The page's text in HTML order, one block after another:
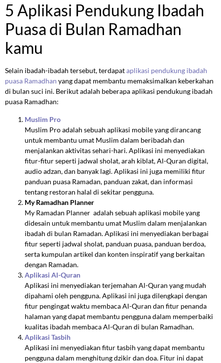
5 Aplikasi Pendukung Ibadah
Puasa di Bulan Ramadhan
kamu
Selain ibadah-ibadah tersebut, terdapataplikasi pendukung ibadah
puasa Ramadhan yang dapat membantu memaksimalkan keberkahan
di bulan suci ini. Berikut adalah beberapa aplikasi pendukung ibadah
puasa Ramadhan:
Muslim Pro
Muslim Pro adalah sebuah aplikasi mobile yang dirancang
untuk membantu umat Muslim dalam beribadah dan
menjalankan aktivitas sehari-hari. Aplikasi ini menyediakan
fitur-fitur seperti jadwal sholat, arah kiblat, Al-Quran digital,
audio adzan, dan banyak lagi. Aplikasi ini juga memiliki fitur
panduan puasa Ramadan, panduan zakat, dan informasi
tentang restoran halal di sekitar pengguna.
My Ramadhan Planner
My Ramadan Planner adalah sebuah aplikasi mobile yang
didesain untuk membantu umat Muslim dalam menjalankan
ibadah di bulan Ramadan. Aplikasi ini menyediakan berbagai
fitur seperti jadwal sholat, panduan puasa, panduan berdoa,
serta kumpulan artikel dan konten inspiratif yang berkaitan
dengan Ramadan.
Aplikasi Al-Quran
Aplikasi ini menyediakan terjemahan Al-Quran yang mudah
dipahami oleh pengguna. Aplikasi ini juga dilengkapi dengan
fitur pengingat waktu membaca Al-Quran dan fitur penanda
halaman yang dapat membantu pengguna dalam memperbaiki
kualitas ibadah membaca Al-Quran di bulan Ramadhan.
Aplikasi Tasbih
Aplikasi ini menyediakan fitur tasbih yang dapat membantu
pengguna dalam menghitung dzikir dan doa. Fitur ini dapat